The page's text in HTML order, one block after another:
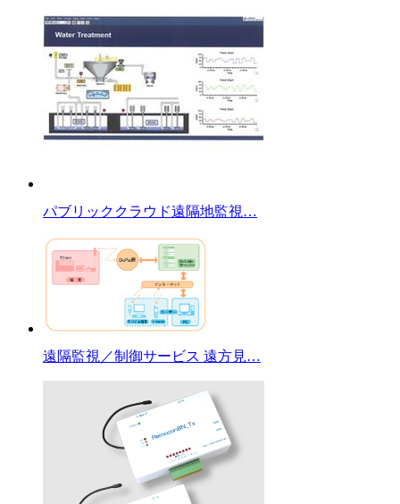
パブリッククラウド遠隔地監視…
遠隔監視／制御サービス 遠方見…